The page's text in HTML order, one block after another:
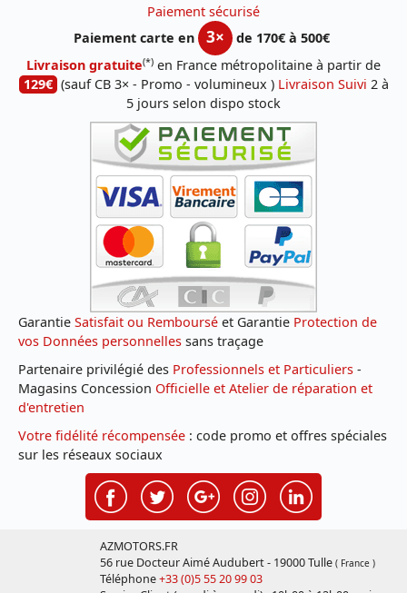
Paiement sécurisé
Paiement carte en
3×
de 170€ à 500€
Livraison gratuite(*) en France métropolitaine à partir de
129€ (sauf CB 3× - Promo - volumineux ) Livraison Suivi 2 à
5 jours selon dispo stock
Garantie Satisfait ou Remboursé et Garantie Protection de
vos Données personnelles sans traçage
Partenaire privilégié des Professionnels et Particuliers -
Magasins Concession Officielle et Atelier de réparation et
d'entretien
Votre fidélité récompensée : code promo et offres spéciales
sur les réseaux sociaux
AZMOTORS.FR
56 rue Docteur Aimé Audubert - 19000 Tulle ( France )
Téléphone+33 (0)5 55 20 99 03